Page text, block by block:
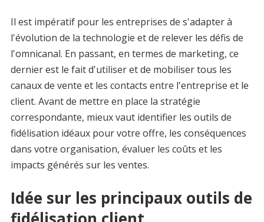
Il est impératif pour les entreprises de s'adapter à
l'évolution de la technologie et de relever les défis de
l'omnicanal. En passant, en termes de marketing, ce
dernier est le fait d'utiliser et de mobiliser tous les
canaux de vente et les contacts entre l'entreprise et le
client. Avant de mettre en place la stratégie
correspondante, mieux vaut identifier les outils de
fidélisation idéaux pour votre offre, les conséquences
dans votre organisation, évaluer les coûts et les
impacts générés sur les ventes.
Idée sur les principaux outils de